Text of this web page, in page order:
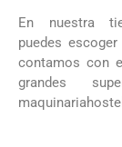
En nuestra
puedes
contamos con
grandes